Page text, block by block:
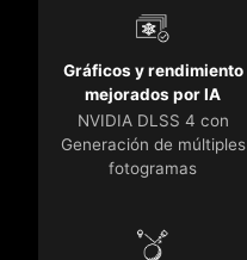
Gráficos y rendimiento
mejorados por IA
NVIDIA DLSS 4 con
Generación de múltiples
fotogramas